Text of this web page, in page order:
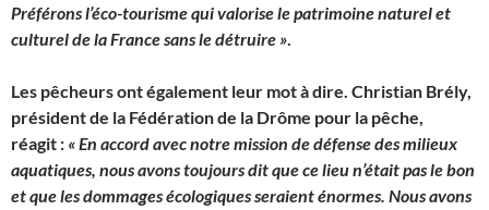
Préférons l’éco-tourisme qui valorise le patrimoine naturel et
culturel de la France sans le détruire ».
Les pêcheurs ont également leur mot à dire. Christian Brély,
président de la Fédération de la Drôme pour la pêche,
réagit : «En accord avec notre mission de défense des milieux
aquatiques, nous avons toujours dit que ce lieu n’était pas le bon
et que les dommages écologiques seraient énormes. Nous avons